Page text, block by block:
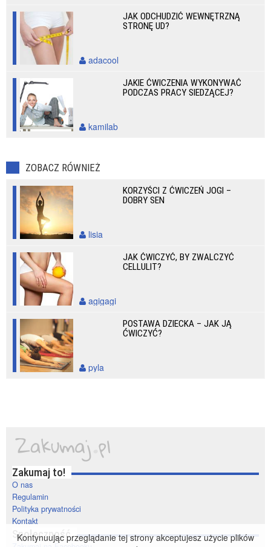
JAK ODCHUDZIĆ WEWNĘTRZNĄ
STRONĘ UD?
adacool
JAKIE ĆWICZENIA WYKONYWAĆ
PODCZAS PRACY SIEDZĄCEJ?
kamilab
ZOBACZ RÓWNIEŻ
KORZYŚCI Z ĆWICZEŃ JOGI –
DOBRY SEN
lisia
JAK ĆWICZYĆ, BY ZWALCZYĆ
CELLULIT?
agigagi
POSTAWA DZIECKA – JAK JĄ
ĆWICZYĆ?
pyla
Zakumaj to!
O nas
Regulamin
Polityka prywatności
Kontakt
Społeczność
Kontynuując przeglądanie tej strony akceptujesz użycie plików